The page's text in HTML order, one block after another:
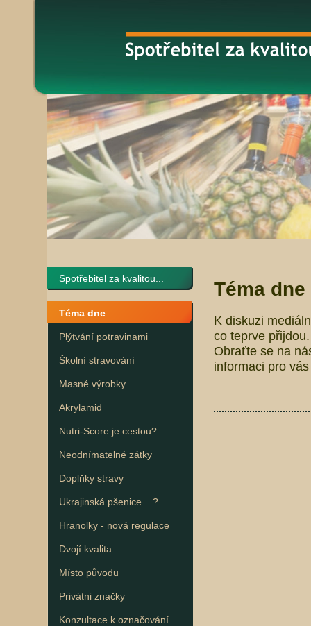
Spotřebitel za kvalitou...
Téma dne
Plýtvání potravinami
Školní stravování
Masné výrobky
Akrylamid
Nutri-Score je cestou?
Neodnímatelné zátky
Doplňky stravy
Ukrajinská pšenice ...?
Hranolky - nová regulace
Dvojí kvalita
Místo původu
Privátni značky
Konzultace k označování
Téma dne
K diskuzi
co teprve
Obraťte se na
informaci pro